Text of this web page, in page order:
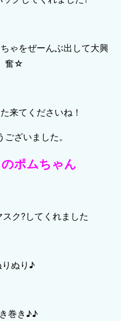
ゃをぜーんぶ出して大興
奮☆
来てくださいね！
ございました。
ポムちゃん
ク?してくれました
りぬり♪
巻き♪♪